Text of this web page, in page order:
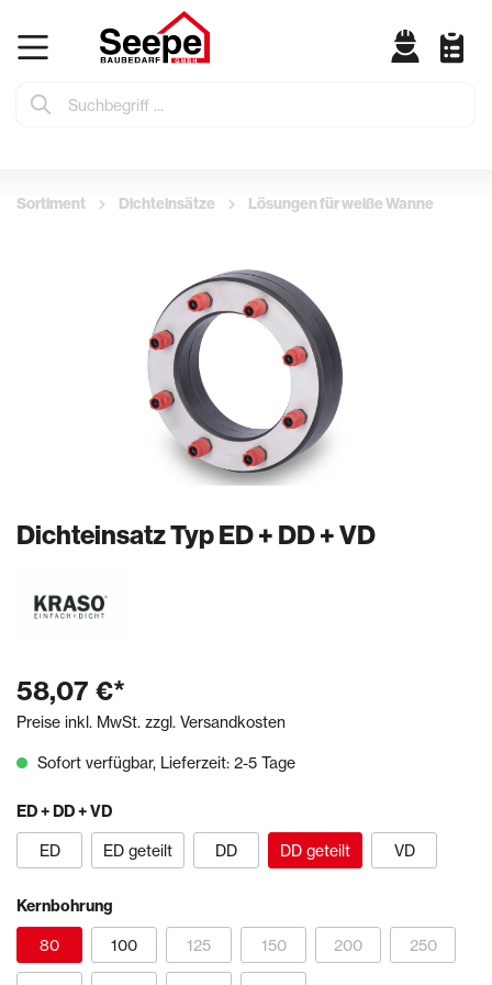
Sortiment Dichteinsätze Lösungen für weiße Wanne
Dichteinsatz Typ ED + DD + VD
58,07 €*
Preise inkl. MwSt. zzgl. Versandkosten
Sofort verfügbar, Lieferzeit: 2-5 Tage
ED + DD + VD
ED ED geteilt DD DD geteilt VD
Kernbohrung
80 100 125 150 200 250